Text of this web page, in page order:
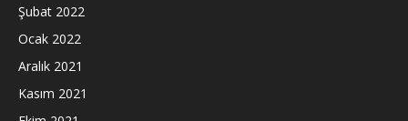
Şubat 2022
Ocak 2022
Aralık 2021
Kasım 2021